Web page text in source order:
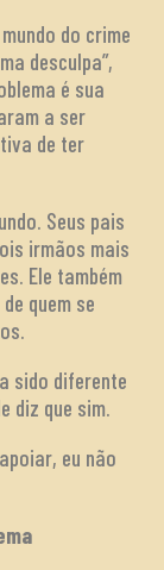
do crime
desculpa”,
é sua
a ser
de ter
Seus pais
irmãos mais
Ele também
quem se
sido diferente
diz que sim.
eu não